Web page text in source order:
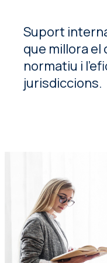
Suport
que millora
normatiu i
jurisdiccions.